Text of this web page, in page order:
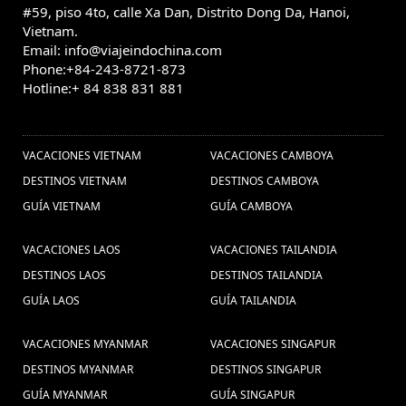
Férias no Laos, Viaja ao Laos, Visitar o
Laos, Viagem em família Laos,
Excurcoes Laos, Turismo no Laos,
Viagem barata ao Laos, Pacotes de
Laos, Descubrir o Laos, (1) ,
a Laos (3) ,
vacaciones camboya (24) ,
hue, viajar hue, vacaciones hue (3) ,
cultura de hanoi, Hanoi atracciones, hanoi guide, vacaciones hanoi,
viajes hanoi, Viajes Vietnam, (2) ,
Gastronomia de
,
Viagens Camboja (1) ,Laos Dinero (1) ,
#59, piso 4to, calle Xa Dan, Distrito Dong Da, Hanoi,
Vietnam.
Email: info@viajeindochina.com
Phone:+84-243-8721-873
Hotline:+ 84 838 831 881
VACACIONES VIETNAM
DESTINOS VIETNAM
GUÍA VIETNAM
VACACIONES CAMBOYA
DESTINOS CAMBOYA
GUÍA CAMBOYA
VACACIONES LAOS
DESTINOS LAOS
GUÍA LAOS
VACACIONES TAILANDIA
DESTINOS TAILANDIA
GUÍA TAILANDIA
VACACIONES MYANMAR
DESTINOS MYANMAR
GUÍA MYANMAR
VACACIONES SINGAPUR
DESTINOS SINGAPUR
GUÍA SINGAPUR